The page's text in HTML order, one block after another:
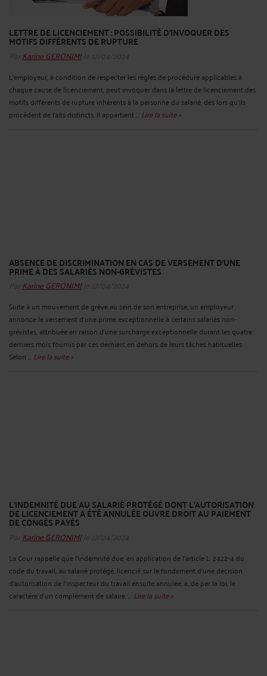
LETTRE DE LICENCIEMENT : POSSIBILITÉ D’INVOQUER DES
MOTIFS DIFFÉRENTS DE RUPTURE
Par Karine GERONIMI le 17/04/2024
L'employeur, à condition de respecter les règles de procédure applicables à
chaque cause de licenciement, peut invoquer dans la lettre de licenciement des
motifs différents de rupture inhérents à la personne du salarié, dès lors qu’ils
procèdent de faits distincts. Il appartient ... Lire la suite >
ABSENCE DE DISCRIMINATION EN CAS DE VERSEMENT D’UNE
PRIME À DES SALARIÉS NON-GRÉVISTES
Par Karine GERONIMI le 17/04/2024
Suite à un mouvement de grève au sein de son entreprise, un employeur
annonce le versement d'une prime exceptionnelle à certains salariés non-
grévistes, attribuée en raison d’une surcharge exceptionnelle durant les quatre
derniers mois fournis par ces derniers en dehors de leurs tâches habituelles
Selon ... Lire la suite >
L’INDEMNITÉ DUE AU SALARIÉ PROTÉGÉ DONT L’AUTORISATION
DE LICENCIEMENT A ÉTÉ ANNULÉE OUVRE DROIT AU PAIEMENT
DE CONGÉS PAYÉS
Par Karine GERONIMI le 17/04/2024
La Cour rappelle que l'indemnité due, en application de l'article L. 2422-4 du
code du travail, au salarié protégé, licencié sur le fondement d'une décision
d'autorisation de l'inspecteur du travail ensuite annulée, a, de par la loi, le
caractère d'un complément de salaire. ... Lire la suite >